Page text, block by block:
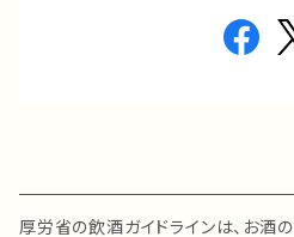
厚労省の飲酒ガイドラインは、お酒